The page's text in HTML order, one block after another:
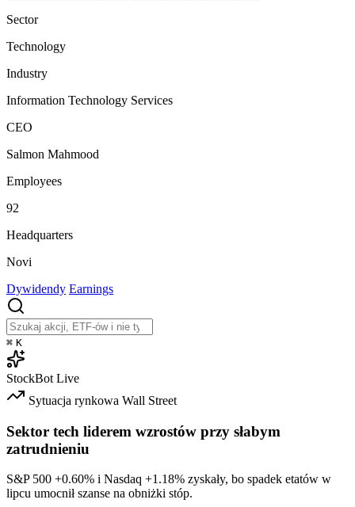
Sector
Technology
Industry
Information Technology Services
CEO
Salmon Mahmood
Employees
92
Headquarters
Novi
Dywidendy Earnings
⌘ K
StockBot Live
Sytuacja rynkowa Wall Street
Sektor tech liderem wzrostów przy słabym
zatrudnieniu
S&P 500 +0.60% i Nasdaq +1.18% zyskały, bo spadek etatów w
lipcu umocnił szanse na obniżki stóp.